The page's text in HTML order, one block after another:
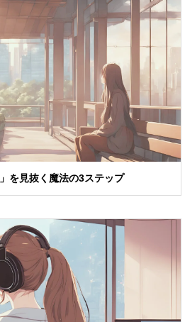
を見抜く魔法の3ステップ